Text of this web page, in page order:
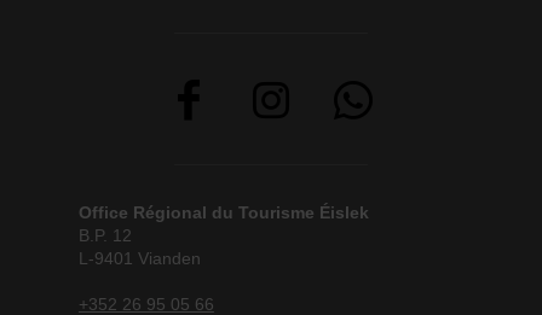
Office Régional du Tourisme Éislek
B.P. 12
L-9401 Vianden
+352 26 95 05 66